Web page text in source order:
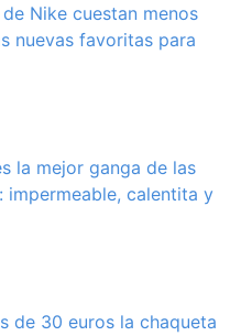
Nike cuestan menos
nuevas favoritas para
la mejor ganga de las
impermeable, calentita y
de 30 euros la chaqueta